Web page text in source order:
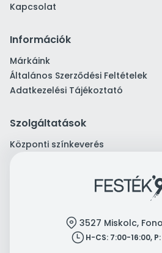
Kapcsolat
Információk
Márkáink
Általános Szerződési Feltételek
Adatkezelési Tájékoztató
Szolgáltatások
Központi színkeverés
location 3527 Miskolc,
clock H-CS: 7:00-16:00,